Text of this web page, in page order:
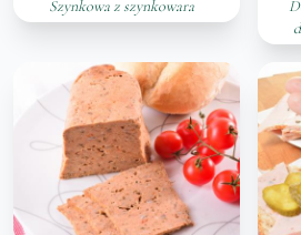
Szynkowa z szynkowara